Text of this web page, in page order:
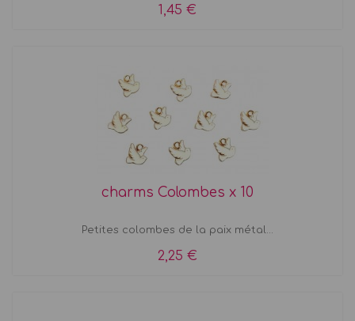
1,45 €
charms Colombes x 10
Petites colombes de la paix métal...
2,25 €